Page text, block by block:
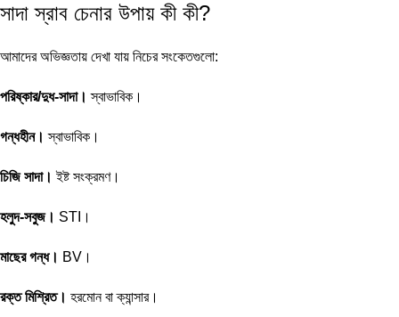
সাদা স্রাব চেনার উপায় কী কী?
আমাদের অভিজ্ঞতায় দেখা যায় নিচের সংকেতগুলো:
পরিষ্কার/দুধ-সাদা। স্বাভাবিক।
গন্ধহীন। স্বাভাবিক।
চিজি সাদা। ইষ্ট সংক্রমণ।
হলুদ-সবুজ। STI।
মাছের গন্ধ। BV।
রক্ত মিশ্রিত। হরমোন বা ক্যান্সার।